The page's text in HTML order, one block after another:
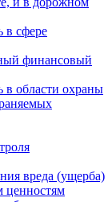
в сфере
финансовый
области охраны
вреда (ущерба)
ценностям